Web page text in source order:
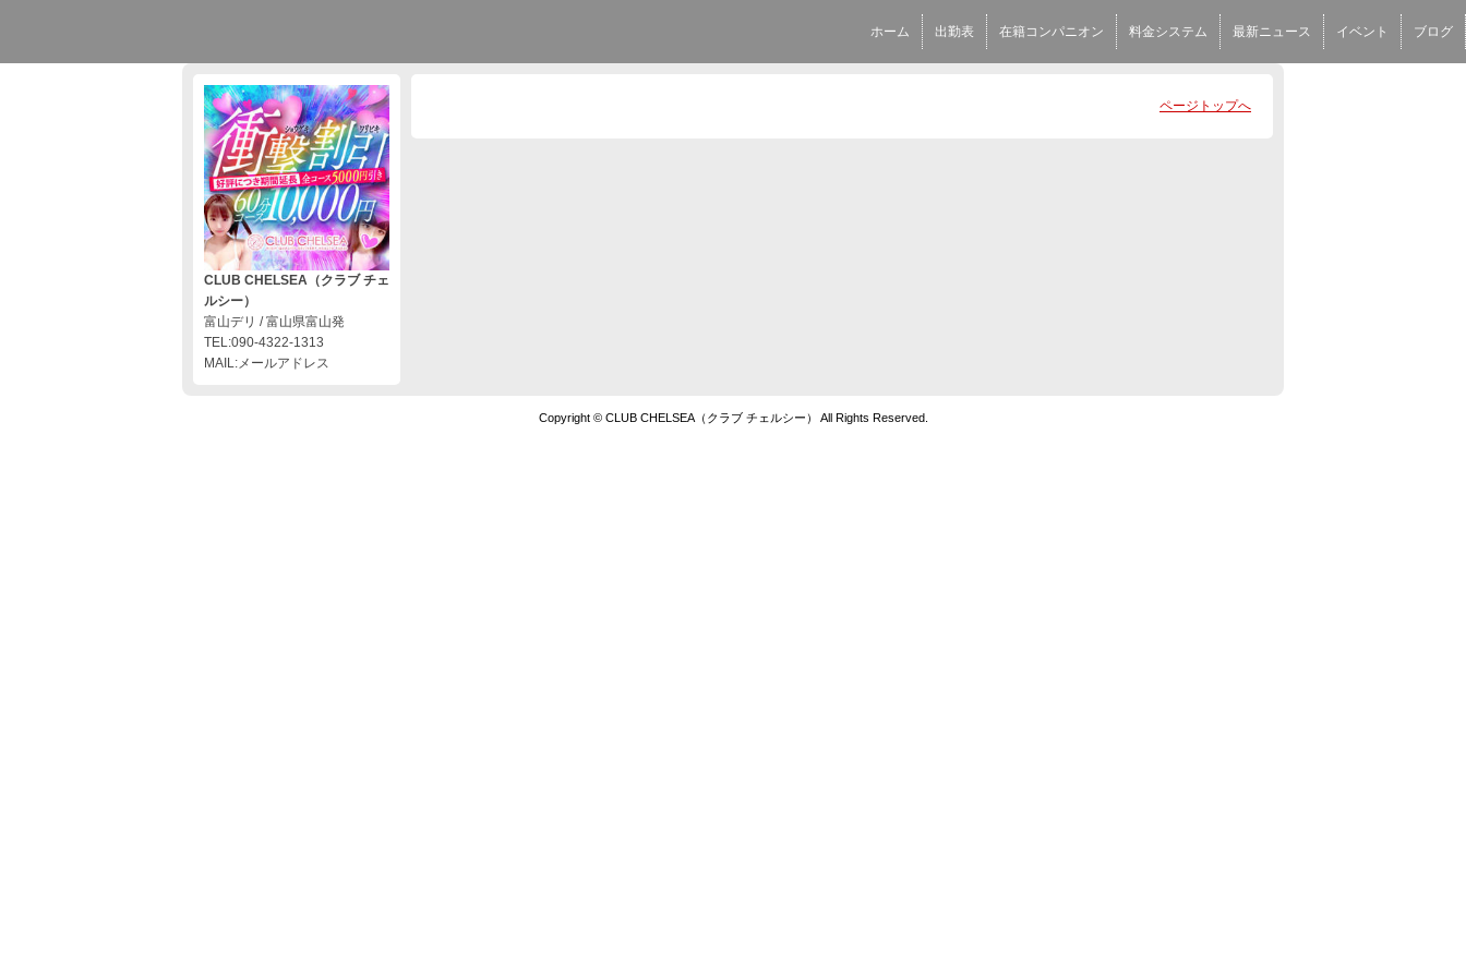
ホーム 出勤表 在籍コンパニオン 料金システム 最新ニュース イベント ブログ
CLUB CHELSEA（クラブ チェ
ルシー）
富山デリ / 富山県富山発
TEL:090-4322-1313
MAIL:メールアドレス
ページトップへ
Copyright © CLUB CHELSEA（クラブ チェルシー） All Rights Reserved.